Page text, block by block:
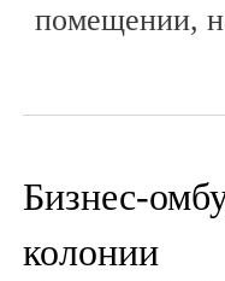
помещении,
Бизнес-
колонии